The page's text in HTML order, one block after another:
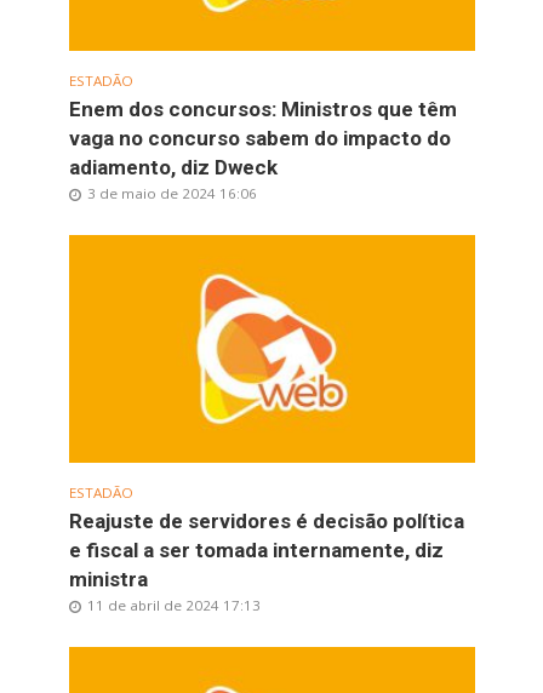
ESTADÃO
Enem dos concursos: Ministros que têm
vaga no concurso sabem do impacto do
adiamento, diz Dweck
3 de maio de 2024 16:06
ESTADÃO
Reajuste de servidores é decisão política
e fiscal a ser tomada internamente, diz
ministra
11 de abril de 2024 17:13